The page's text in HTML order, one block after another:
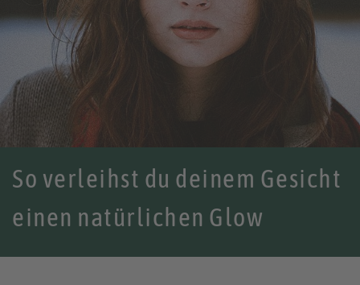
So verleihst du deinem Gesicht
einen natürlichen Glow